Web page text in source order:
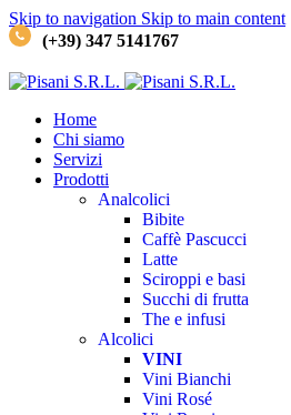
Skip to navigation Skip to main content
(+39) 347 5141767
Home
Chi siamo
Servizi
Prodotti
Analcolici
Bibite
Caffè Pascucci
Latte
Sciroppi e basi
Succhi di frutta
The e infusi
Alcolici
VINI
Vini Bianchi
Vini Rosé